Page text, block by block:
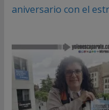
aniversario con el